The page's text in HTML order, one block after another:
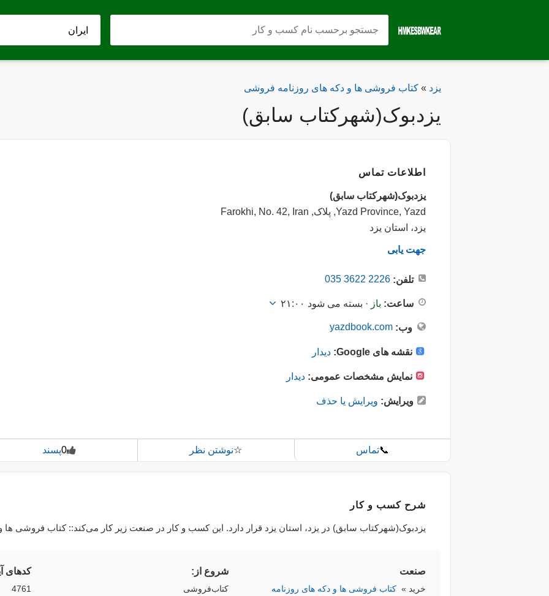
یزد » کتاب فروشی ها و دکه های روزنامه فروشی
یزدبوک(شهرکتاب سابق)
اطلاعات تماس
یزدبوک(شهرکتاب سابق)
Yazd Province, Yazd, پلاک, Farokhi, No. 42, Iran
یزد، استان یزد
جهت یابی
تلفن: 035 3622 2226
ساعت: باز · بسته می شود ۲۱:۰۰
وب: yazdbook.com
نقشه های Google: دیدار
نمایش مشخصات عمومی: دیدار
ویرایش: ویرایش یا حذف
📞تماس ☆نوشتن نظر 0پسند
شرح کسب و کار
یزدبوک(شهرکتاب سابق) در یزد، استان یزد قرار دارد. این کسب و کار در صنعت زیر کار می‌کند:: کتاب فروشی
صنعت
خرید » کتاب فروشی ها و دکه های روزنامه
شروع از:
کتاب‌فروشی
کدهای
4761